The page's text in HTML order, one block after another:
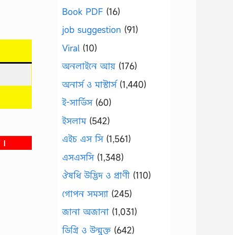
।
Book PDF (16)
job suggestion (91)
Viral (10)
অনলাইনে আয় (176)
অনার্স ও মাস্টার্স(1,440)
ই-সার্ভিস(60)
ইসলাম(542)
এইচ এস সি(1,561)
এসএসসি(1,348)
ঔষধি উদ্ভিদ ও প্রাণী (110)
গোপন সমস্যা (245)
জানা অজানা (1,031)
ডিগ্রি ও উন্মুক্ত (642)